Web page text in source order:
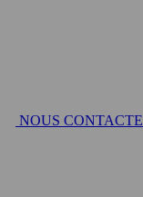
NOUS